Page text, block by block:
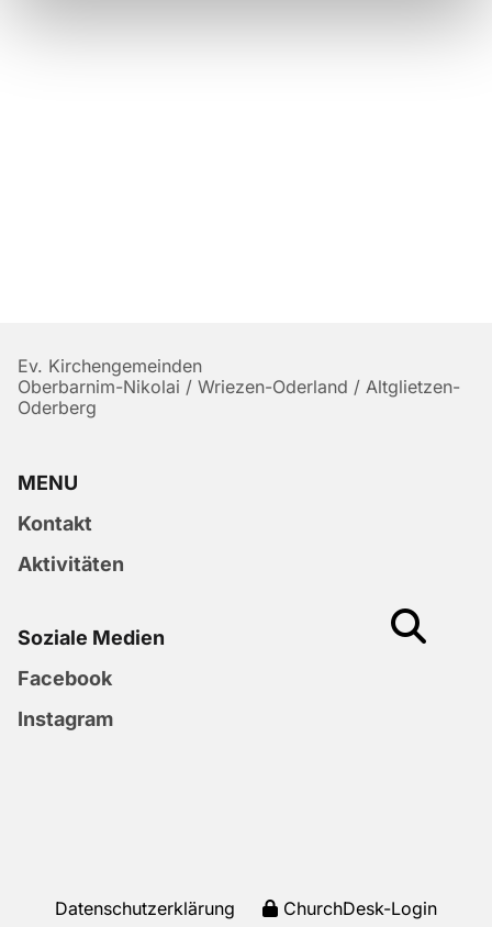
Ev. Kirchengemeinden
Oberbarnim-Nikolai / Wriezen-Oderland / Altglietzen-
Oderberg
MENU
Kontakt
Aktivitäten
Soziale Medien
Facebook
Instagram
Datenschutzerklärung ChurchDesk-Login